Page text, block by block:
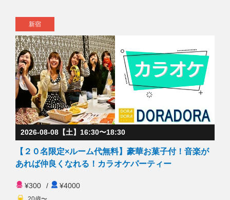
新宿
2026-08-08【土】16:30〜18:30
【２０名限定×ルーム代無料】豪華お菓子付！音楽が
あれば仲良くなれる！カラオケパーティー
¥300 / ¥4000